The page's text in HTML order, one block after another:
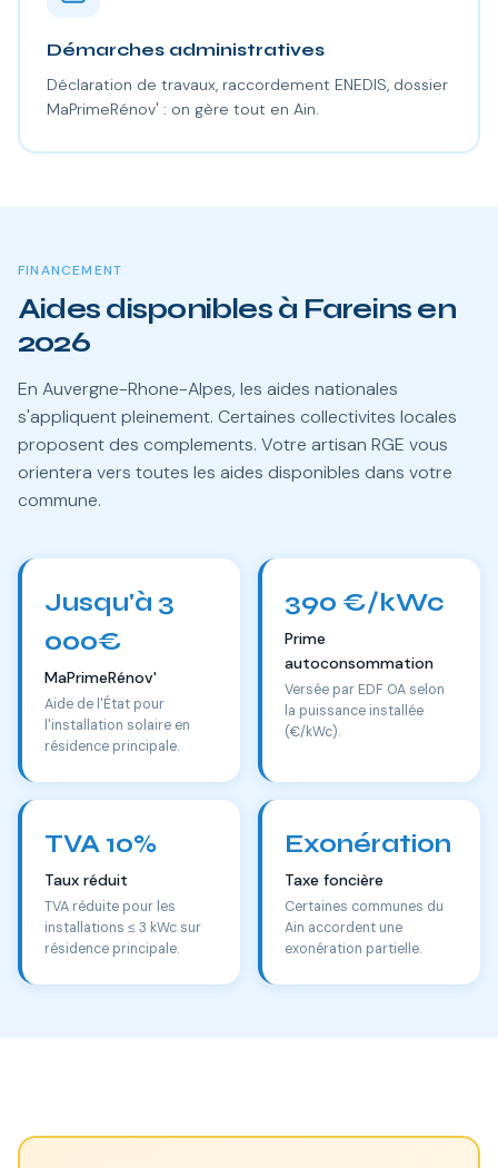
Démarches administratives
Déclaration de travaux, raccordement ENEDIS, dossier
MaPrimeRénov' : on gère tout en Ain.
FINANCEMENT
Aides disponibles à Fareins en
2026
En Auvergne-Rhone-Alpes, les aides nationales
s'appliquent pleinement. Certaines collectivites locales
proposent des complements. Votre artisan RGE vous
orientera vers toutes les aides disponibles dans votre
commune.
Jusqu'à 3
000€
MaPrimeRénov'
Aide de l'État pour
l'installation solaire en
résidence principale.
390 €/kWc
Prime
autoconsommation
Versée par EDF OA selon
la puissance installée
(€/kWc).
TVA 10%
Taux réduit
TVA réduite pour les
installations ≤ 3 kWc sur
résidence principale.
Exonération
Taxe foncière
Certaines communes du
Ain accordent une
exonération partielle.